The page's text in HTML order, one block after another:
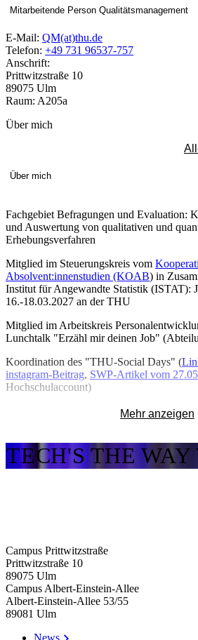
Mitarbeitende Person Qualitätsmanagement
E-Mail: QM(at)thu.de
Telefon: +49 731 96537-757
Anschrift:
Prittwitzstraße 10
89075 Ulm
Raum: A205a
Über mich
Über mich
Fachgebiet Befragungen und Evaluation:
und Auswertung von qualitativen und
Erhebungsverfahren
Mitglied im Steuerungskreis vom
Absolvent:innenstudien (KOAB) in
Institut für Angewandte Statistik (ISTAT):
16.-18.03.2027 an der THU
Mitglied im Arbeitskreis
Lunchtalk "Erzähl mir deinen Job"
Koordination des "THU-Social Days" (
instagram-Beitrag, SWP-Artikel vom
Hochschulaccount)
Moderation von VeranstaltungenMehr anzeigen
TECH'S THE
Campus Prittwitzstraße
Prittwitzstraße 10
89075 Ulm
Campus Albert-Einstein-Allee
Albert-Einstein-Allee 53/​55
89081 Ulm
News